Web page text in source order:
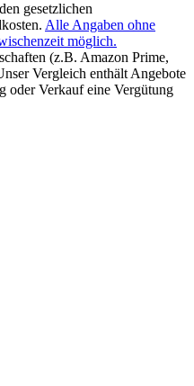
gesetzlichen
Alle Angaben ohne
möglich.
(z.B. Amazon Prime,
Vergleich enthält Angebote
oder Verkauf eine Vergütung